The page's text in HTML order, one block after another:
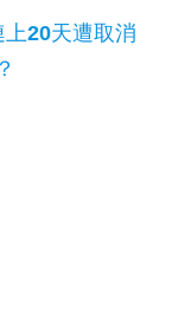
20天遭取消